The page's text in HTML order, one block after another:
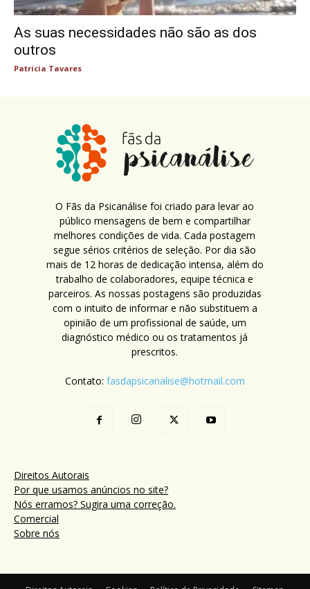
As suas necessidades não são as dos
outros
Patricia Tavares
O Fãs da Psicanálise foi criado para levar ao
público mensagens de bem e compartilhar
melhores condições de vida. Cada postagem
segue sérios critérios de seleção. Por dia são
mais de 12 horas de dedicação intensa, além do
trabalho de colaboradores, equipe técnica e
parceiros. As nossas postagens são produzidas
com o intuito de informar e não substituem a
opinião de um profissional de saúde, um
diagnóstico médico ou os tratamentos já
prescritos.
Contato: fasdapsicanalise@hotmail.com
Direitos Autorais
Por que usamos anúncios no site?
Nós erramos? Sugira uma correção.
Comercial
Sobre nós